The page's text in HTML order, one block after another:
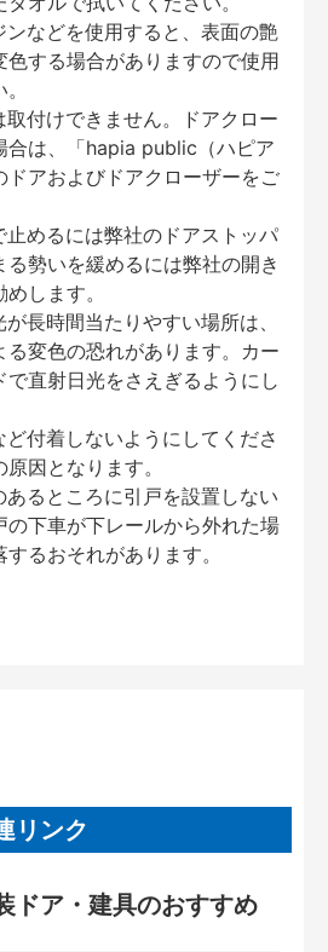
などを使用すると、表面の艶
色する場合がありますので使用
付けできません。ドアクロー
合は、「hapia public（ハピア
ドアおよびドアクローザーをご
めるには弊社のドアストッパ
る勢いを緩めるには弊社の開き
します。
長時間当たりやすい場所は、
る変色の恐れがあります。カー
で直射日光をさえぎるようにし
付着しないようにしてくださ
因となります。
るところに引戸を設置しない
の下車が下レールから外れた場
るおそれがあります。
リンク
ドア・建具のおすすめ